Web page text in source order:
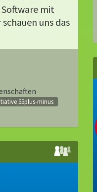
mit
uns das
55plus-minus